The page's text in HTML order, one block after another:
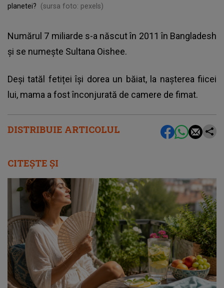
DISTRIBUIE ARTICOLUL
planetei? (sursa foto: pexels)
Numărul 7 miliarde s-a născut în 2011 în Bangladesh
și se numește Sultana Oishee.
Deși tatăl fetiței își dorea un băiat, la nașterea fiicei
lui, mama a fost înconjurată de camere de fimat.
CITEȘTE ȘI